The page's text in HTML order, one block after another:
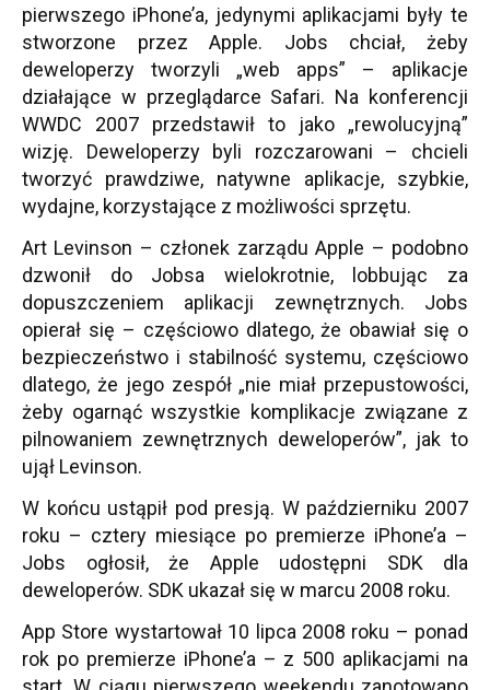
pierwszego iPhone’a, jedynymi aplikacjami były te
stworzone przez Apple. Jobs chciał, żeby
deweloperzy tworzyli „web apps” – aplikacje
działające w przeglądarce Safari. Na konferencji
WWDC 2007 przedstawił to jako „rewolucyjną”
wizję. Deweloperzy byli rozczarowani – chcieli
tworzyć prawdziwe, natywne aplikacje, szybkie,
wydajne, korzystające z możliwości sprzętu.
Art Levinson – członek zarządu Apple – podobno
dzwonił do Jobsa wielokrotnie, lobbując za
dopuszczeniem aplikacji zewnętrznych. Jobs
opierał się – częściowo dlatego, że obawiał się o
bezpieczeństwo i stabilność systemu, częściowo
dlatego, że jego zespół „nie miał przepustowości,
żeby ogarnąć wszystkie komplikacje związane z
pilnowaniem zewnętrznych deweloperów”, jak to
ujął Levinson.
W końcu ustąpił pod presją. W październiku 2007
roku – cztery miesiące po premierze iPhone’a –
Jobs ogłosił, że Apple udostępni SDK dla
deweloperów. SDK ukazał się w marcu 2008 roku.
App Store wystartował 10 lipca 2008 roku – ponad
rok po premierze iPhone’a – z 500 aplikacjami na